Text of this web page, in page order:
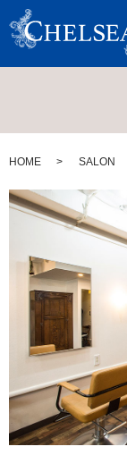
HOME SALON